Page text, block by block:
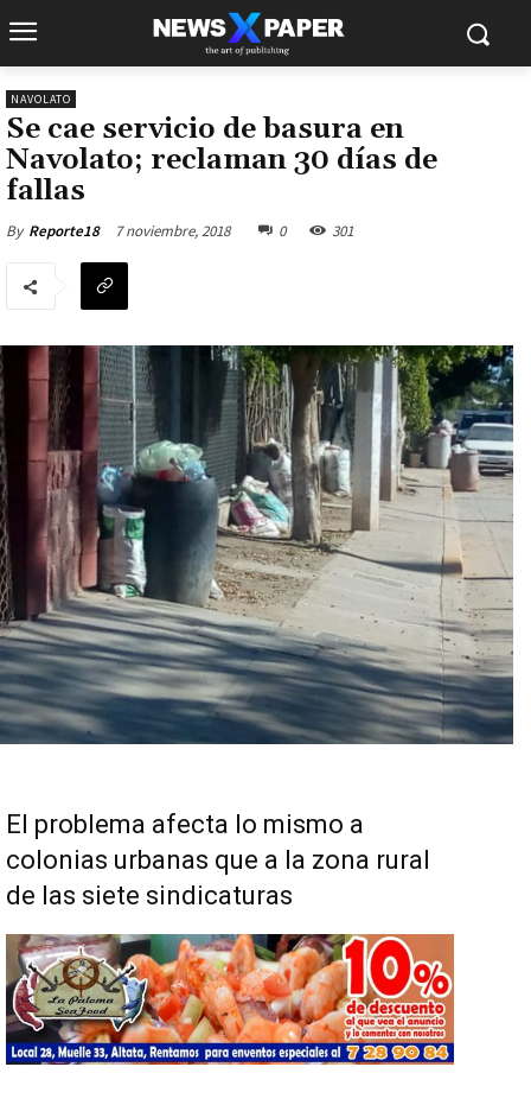
NAVOLATO
Se cae servicio de basura en
Navolato; reclaman 30 días de
fallas
By Reporte18 7 noviembre, 2018 0 301
El problema afecta lo mismo a
colonias urbanas que a la zona rural
de las siete sindicaturas